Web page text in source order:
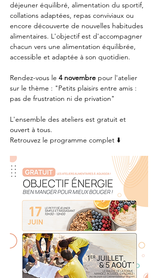
déjeuner équilibré, alimentation du sportif,
collations adaptées, repas conviviaux ou
encore découverte de nouvelles habitudes
alimentaires. L'objectif est d'accompagner
chacun vers une alimentation équilibrée,
accessible et adaptée à son quotidien.
Rendez-vous le 4 novembre pour l'atelier
sur le thème : "Petits plaisirs entre amis :
pas de frustration ni de privation"
L'ensemble des ateliers est gratuit et
ouvert à tous.
Retrouvez le programme complet ⬇️